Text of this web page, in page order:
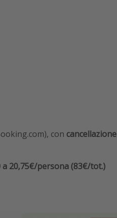
con cancellazione
a 20,75€/persona (83€/tot.)